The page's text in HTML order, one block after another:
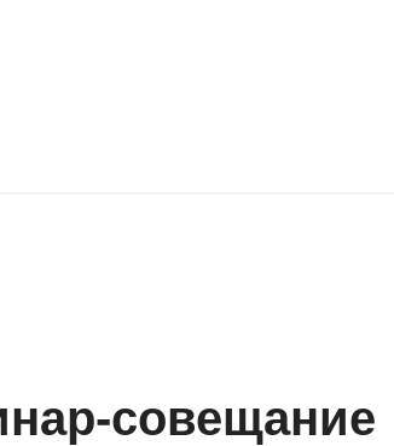
совещание